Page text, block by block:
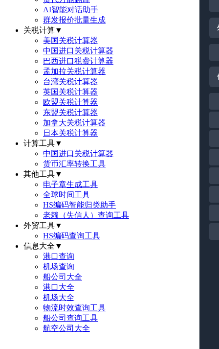
AI智能对话助手
群发报价批量生成
关税计算▼
美国关税计算器
中国进口关税计算器
巴西进口税费计算器
孟加拉关税计算器
台湾关税计算器
英国关税计算器
欧盟关税计算器
东盟关税计算器
加拿大关税计算器
日本关税计算器
计算工具▼
中国进口关税计算器
货币汇率转换工具
其他工具▼
电子章生成工具
全球时间工具
HS编码智能归类助手
老赖（失信人）查询工具
外贸工具▼
HS编码查询工具
信息大全 ▼
港口查询
机场查询
船公司大全
港口大全
机场大全
物流时效查询工具
船公司查询工具
航空公司大全